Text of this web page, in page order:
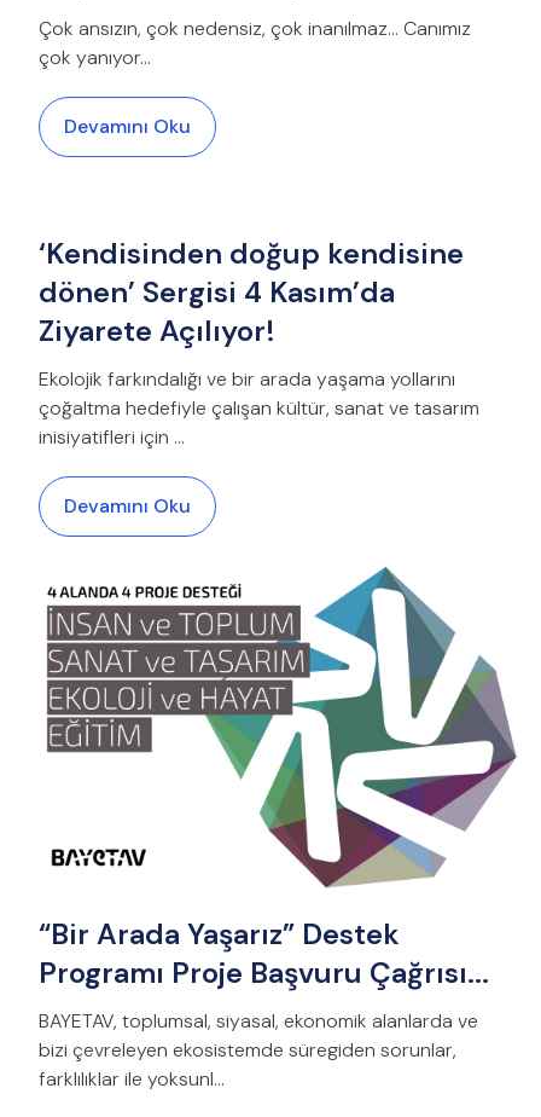
Çok ansızın, çok nedensiz, çok inanılmaz... Canımız
çok yanıyor…
Devamını Oku
‘Kendisinden doğup kendisine
dönen’ Sergisi 4 Kasım’da
Ziyarete Açılıyor!
Ekolojik farkındalığı ve bir arada yaşama yollarını
çoğaltma hedefiyle çalışan kültür, sanat ve tasarım
inisiyatifleri için ...
Devamını Oku
“Bir Arada Yaşarız” Destek
Programı Proje Başvuru Çağrısı...
BAYETAV, toplumsal, siyasal, ekonomik alanlarda ve
bizi çevreleyen ekosistemde süregiden sorunlar,
farklılıklar ile yoksunl...